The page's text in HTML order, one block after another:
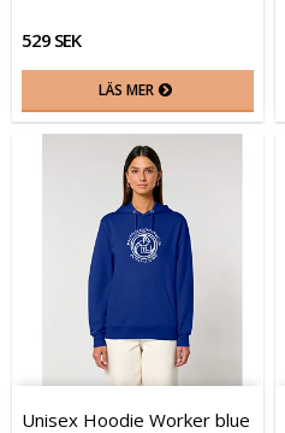
529 SEK
LÄS MER
Unisex Hoodie Worker blue